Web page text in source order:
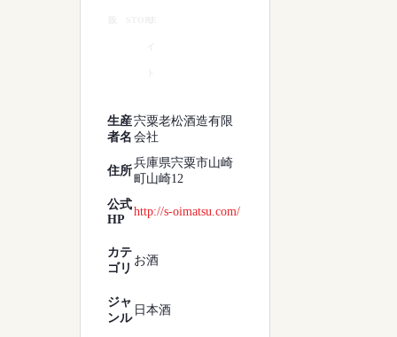
生産
者名
宍粟老松酒造有限
会社
住所
兵庫県宍粟市山崎
町山崎12
公式
HP
http://s-oimatsu.com/
カテ
ゴリ
お酒
ジャ
ンル
日本酒